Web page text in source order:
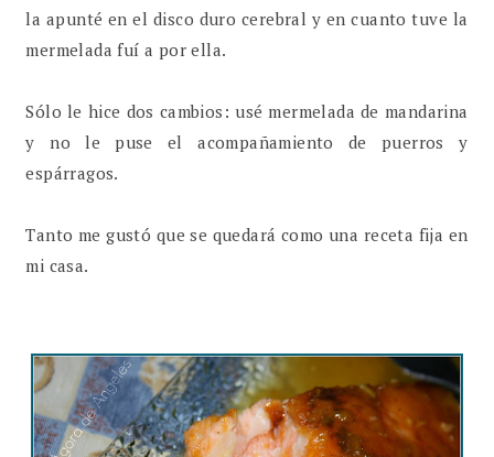
la apunté en el disco duro cerebral y en cuanto tuve la
mermelada fuí a por ella.
Sólo le hice dos cambios: usé mermelada de mandarina
y no le puse el acompañamiento de puerros y
espárragos.
Tanto me gustó que se quedará como una receta fija en
mi casa.